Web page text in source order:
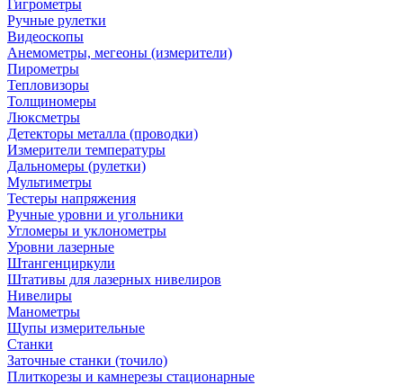
Гигрометры
Ручные рулетки
Видеоскопы
Анемометры, мегеоны (измерители)
Пирометры
Тепловизоры
Толщиномеры
Люксметры
Детекторы металла (проводки)
Измерители температуры
Дальномеры (рулетки)
Мультиметры
Тестеры напряжения
Ручные уровни и угольники
Угломеры и уклонометры
Уровни лазерные
Штангенциркули
Штативы для лазерных нивелиров
Нивелиры
Манометры
Щупы измерительные
Станки
Заточные станки (точило)
Плиткорезы и камнерезы стационарные